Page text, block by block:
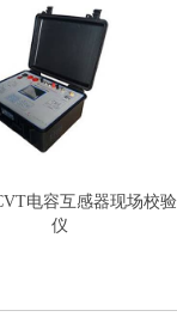
电容互感器现场校验
仪